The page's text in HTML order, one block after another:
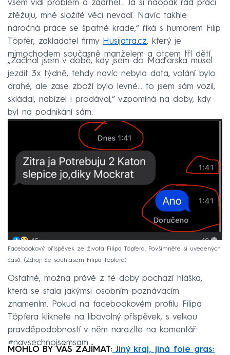
všem vidí problém a zádrhel… Já si naopak rád práci
ztěžuju, mně složité věci nevadí. Navíc takhle
náročná práce se špatně krade,“ říká s humorem Filip
Töpfer, zakladatel firmy Husijatra.cz, který je
mimochodem současně manželem a otcem tří dětí.
„Začínal jsem v době, kdy jsem do Maďarska musel
jezdit 3x týdně, tehdy navíc nebyla data, volání bylo
drahé, ale zase zboží bylo levné… to jsem sám vozil,
skládal, nabízel i prodával,“ vzpomíná na doby, kdy
byl na podnikání sám.
Facebookový příspěvek ze života Filipa Töpfera. Povšimněte si uvedených
časů.
Zdroj: Se souhlasem Filipa Töpfera
Ostatně, možná právě z té doby pochází hláška,
která se stala jakýmsi osobním poznávacím
znamením. Pokud na facebookovém profilu Filipa
Töpfera kliknete na libovolný příspěvek, s velkou
pravděpodobností v něm narazíte na komentář:
#navsechnojsemsam.
MOHLO BY VÁS ZAJÍMAT: Jiný kraj, jiná foie gras: